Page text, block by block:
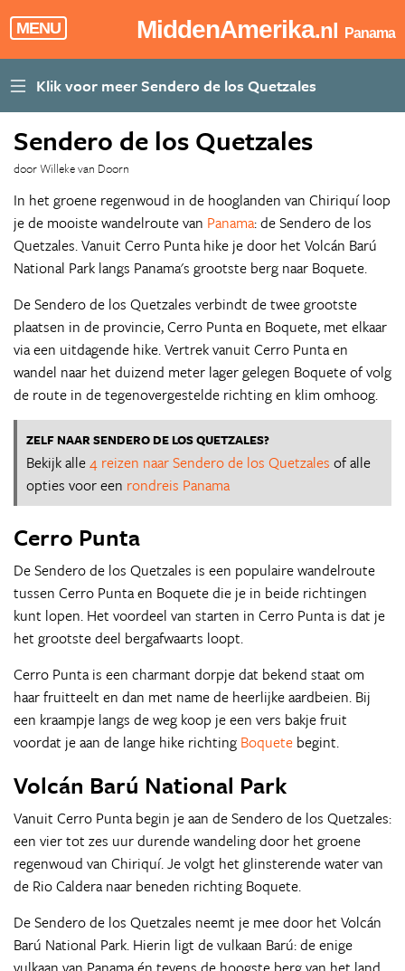
MENU MiddenAmerika.nl Panama
Sendero de los Quetzales
door Willeke van Doorn
In het groene regenwoud in de hooglanden van Chiriquí loop
je de mooiste wandelroute van Panama: de Sendero de los
Quetzales. Vanuit Cerro Punta hike je door het Volcán Barú
National Park langs Panama's grootste berg naar Boquete.
De Sendero de los Quetzales verbindt de twee grootste
plaatsen in de provincie, Cerro Punta en Boquete, met elkaar
via een uitdagende hike. Vertrek vanuit Cerro Punta en
wandel naar het duizend meter lager gelegen Boquete of volg
de route in de tegenovergestelde richting en klim omhoog.
ZELF NAAR SENDERO DE LOS QUETZALES?
Bekijk alle4 reizen naar Sendero de los Quetzales of alle
opties voor een rondreis Panama
Cerro Punta
De Sendero de los Quetzales is een populaire wandelroute
tussen Cerro Punta en Boquete die je in beide richtingen
kunt lopen. Het voordeel van starten in Cerro Punta is dat je
het grootste deel bergafwaarts loopt.
Cerro Punta is een charmant dorpje dat bekend staat om
haar fruitteelt en dan met name de heerlijke aardbeien. Bij
een kraampje langs de weg koop je een vers bakje fruit
voordat je aan de lange hike richting Boquete begint.
Volcán Barú National Park
Vanuit Cerro Punta begin je aan de Sendero de los Quetzales:
een vier tot zes uur durende wandeling door het groene
regenwoud van Chiriquí. Je volgt het glinsterende water van
de Rio Caldera naar beneden richting Boquete.
De Sendero de los Quetzales neemt je mee door het Volcán
Barú National Park. Hierin ligt de vulkaan Barú: de enige